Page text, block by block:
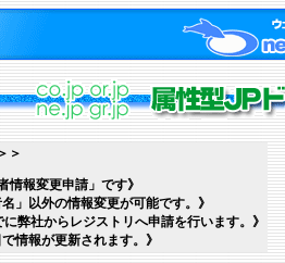
＞
情報変更申請」です》
」以外の情報変更が可能です。》
弊社からレジストリへ申請を行います。》
情報が更新されます。》